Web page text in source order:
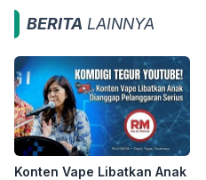
BERITA LAINNYA
Konten Vape Libatkan Anak